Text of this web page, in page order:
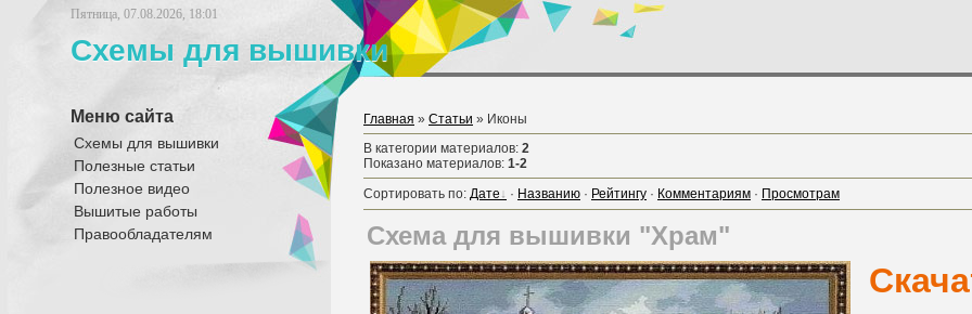
Пятница, 07.08.2026, 18:01
Схемы для вышивки
Меню сайта
Схемы для вышивки
Полезные статьи
Полезное видео
Вышитые работы
Правообладателям
Главная » Статьи » Иконы
В категории материалов: 2
Показано материалов: 1-2
Сортировать по: Дате · Названию · Рейтингу · Комментариям · Просмотрам
Схема для вышивки "Храм"